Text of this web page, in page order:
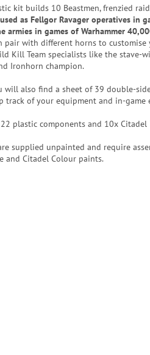
kit builds 10 Beastmen, frenzied
as Fellgor Ravager operatives in
armies in games of Warhammer
pair with different horns to customise
Kill Team specialists like the stave-
Ironhorn champion.
will also find a sheet of 39 double-
track of your equipment and in-
plastic components and 10x Citadel
supplied unpainted and require
and Citadel Colour paints.